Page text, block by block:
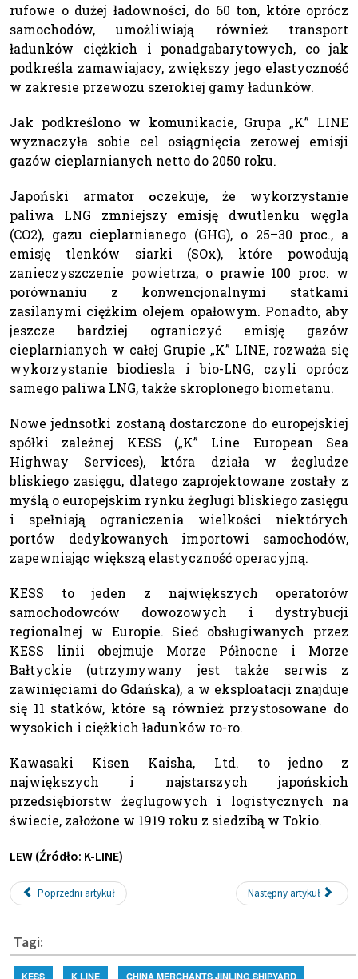
rufowe o dużej ładowności, do 60 ton, które oprócz
samochodów, umożliwiają również transport
ładunków ciężkich i ponadgabarytowych, co jak
podkreśla zamawiajacy, zwiększy jego elastyczność
w zakresie przewozu szerokiej gamy ładunków.
Jak podkreślono w komunikacie, Grupa „K” LINE
wyznaczyła sobie cel osiągnięcia zerowej emisji
gazów cieplarnianych netto do 2050 roku.
Japoński armator oczekuje, że wykorzystanie
paliwa LNG zmniejszy emisję dwutlenku węgla
(CO2), gazu cieplarnianego (GHG), o 25–30 proc., a
emisję tlenków siarki (SOx), które powodują
zanieczyszczenie powietrza, o prawie 100 proc. w
porównaniu z konwencjonalnymi statkami
zasilanymi ciężkim olejem opałowym. Ponadto, aby
jeszcze bardziej ograniczyć emisję gazów
cieplarnianych w całej Grupie „K” LINE, rozważa się
wykorzystanie biodiesla i bio-LNG, czyli oprócz
samego paliwa LNG, także skroplonego biometanu.
Nowe jednsotki zostaną dostarczone do europejskiej
spółki zależnej KESS („K” Line European Sea
Highway Services), która działa w żegludze
bliskiego zasięgu, dlatego zaprojektowane zostały z
myślą o europejskim rynku żeglugi bliskiego zasięgu
i spełniają ograniczenia wielkości niektórych
portów dedykowanych importowi samochodów,
zapewniając większą elastyczność operacyjną.
KESS to jeden z największych operatorów
samochodowców dowozowych i dystrybucji
regionalnej w Europie. Sieć obsługiwanych przez
KESS linii obejmuje Morze Północne i Morze
Bałtyckie (utrzymywany jest także serwis z
zawinięciami do Gdańska), a w eksploatacji znajduje
się 11 statków, które są również przystosowane do
wysokich i ciężkich ładunków ro-ro.
Kawasaki Kisen Kaisha, Ltd. to jedno z
największych i najstarszych japońskich
przedsiębiorstw żeglugowych i logistycznych na
świecie, założone w 1919 roku z siedzibą w Tokio.
LEW (Źródło: K-LINE)
Poprzedni artykuł Następny artykuł
Tagi:
KESS K LINE CHINA MERCHANTS JINLING SHIPYARD